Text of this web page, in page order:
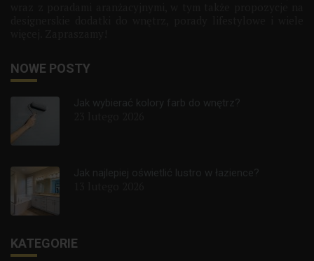
NOWE POSTY
Jak wybierać kolory farb do wnętrz?
Jak najlepiej oświetlić lustro w łazience?
KATEGORIE